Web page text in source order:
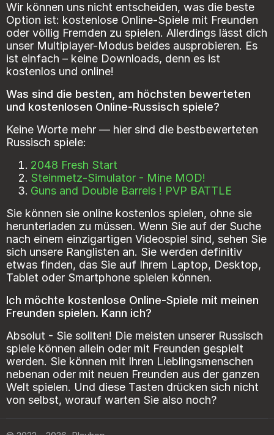
Wir können uns nicht entscheiden, was die beste
Option ist: kostenlose Online-Spiele mit Freunden
oder völlig Fremden zu spielen. Allerdings lässt dich
unser Multiplayer-Modus beides ausprobieren. Es
ist einfach – keine Downloads, denn es ist
kostenlos und online!
Was sind die besten, am höchsten bewerteten
und kostenlosen Online-Russisch spiele?
Keine Worte mehr — hier sind die bestbewerteten
Russisch spiele:
2048 Fresh Start
Steinmetz-Simulator - Mine MOD!
Guns and Double Barrels ! PVP BATTLE
Sie können sie online kostenlos spielen, ohne sie
herunterladen zu müssen. Wenn Sie auf der Suche
nach einem einzigartigen Videospiel sind, sehen Sie
sich unsere Ranglisten an. Sie werden definitiv
etwas finden, das Sie auf Ihrem Laptop, Desktop,
Tablet oder Smartphone spielen können.
Ich möchte kostenlose Online-Spiele mit meinen
Freunden spielen. Kann ich?
Absolut - Sie sollten! Die meisten unserer Russisch
spiele können allein oder mit Freunden gespielt
werden. Sie können mit Ihren Lieblingsmenschen
nebenan oder mit neuen Freunden aus der ganzen
Welt spielen. Und diese Tasten drücken sich nicht
von selbst, worauf warten Sie also noch?